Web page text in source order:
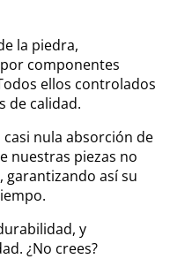
la piedra,
componentes
ellos controlados
de calidad.
casi nula absorción de
nuestras piezas no
garantizando así su
y
¿No crees?